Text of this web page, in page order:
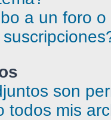
a un foro
son
todos mis